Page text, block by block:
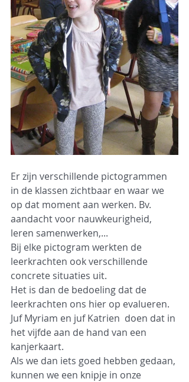
Er zijn verschillende pictogrammen
in de klassen zichtbaar en waar we
op dat moment aan werken. Bv.
aandacht voor nauwkeurigheid,
leren samenwerken,...
Bij elke pictogram werkten de
leerkrachten ook verschillende
concrete situaties uit.
Het is dan de bedoeling dat de
leerkrachten ons hier op evalueren.
Juf Myriam en juf Katrien  doen dat in
het vijfde aan de hand van een
kanjerkaart.
Als we dan iets goed hebben gedaan,
kunnen we een knipje in onze